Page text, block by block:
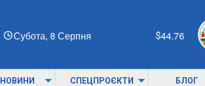
Субота, 8 Серпня 44.76
НОВИНИ СПЕЦПРОЄКТИ БЛОГ